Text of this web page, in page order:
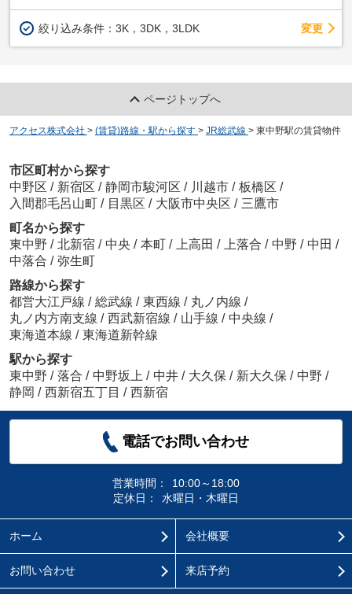
絞り込み条件： 3K，3DK，3LDK 変更
ページトップへ
アクセス株式会社 > (賃貸)路線・駅から探す > JR総武線 > 東中野駅の賃貸物件
市区町村から探す
中野区 / 新宿区 / 静岡市駿河区 / 川越市 / 板橋区 /
入間郡毛呂山町 / 目黒区 / 大阪市中央区 / 三鷹市
町名から探す
東中野 / 北新宿 / 中央 / 本町 / 上高田 / 上落合 / 中野 / 中田 /
中落合 / 弥生町
路線から探す
都営大江戸線 / 総武線 / 東西線 / 丸ノ内線 /
丸ノ内方南支線 / 西武新宿線 / 山手線 / 中央線 /
東海道本線 / 東海道新幹線
駅から探す
東中野 / 落合 / 中野坂上 / 中井 / 大久保 / 新大久保 / 中野 /
静岡 / 西新宿五丁目 / 西新宿
電話でお問い合わせ
営業時間：
10:00～18:00
定休日：
水曜日・木曜日
ホーム 会社概要
お問い合わせ 来店予約